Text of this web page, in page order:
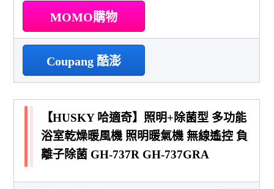
MOMO購物
Coupang 酷澎
【HUSKY 哈適奇】照明+除菌型 多功能
浴室乾燥暖風機 照明暖氣機 無線遙控 負
離子除菌 GH-737R GH-737GRA